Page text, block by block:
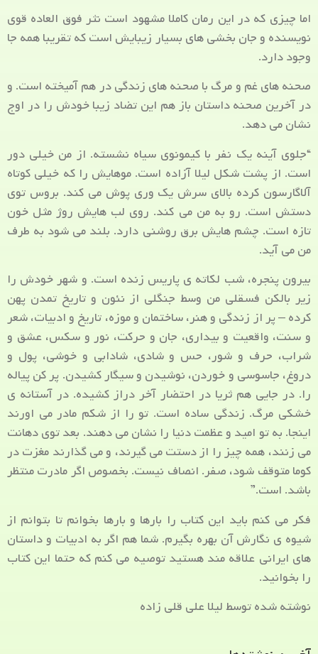
اما چیزی که در این رمان کاملا مشهود است نثر فوق العاده قوی
نویسنده و جان بخشی های بسیار زیبایش است که تقریبا همه جا
وجود دارد.
صحنه های غم و مرگ با صحنه های زندگی در هم آمیخته است. و
در آخرین صحنه داستان باز هم این تضاد زیبا خودش را در اوج
نشان می دهد.
“جلوی آینه یک نفر با کیمونوی سیاه نشسته. از من خیلی دور
است. از پشت شکل لیلا آزاده است. موهایش را که خیلی کوتاه
آلاگارسون کرده بالای سرش یک وری پوش می کند. بروس توی
دستش است. رو به من می کند. روی لب هایش روژ مثل خون
تازه است. چشم هایش برق روشنی دارد. بلند می شود به طرف
من می آید.
بیرون پنجره، شب لکاته ی پاریس زنده است. و شهر خودش را
زیر بالکن فسقلی من وسط جنگلی از نئون و تاریخ تمدن پهن
کرده – پر از زندگی و هنر، ساختمان و موزه، تاریخ و ادبیات، شعر
و سنت، واقعیت و بیداری، جان و حرکت، نور و سکس، عشق و
شراب، حرف و شور، حس و شادی، شادابی و خوشی، پول و
دروغ، جاسوسی و خوردن، نوشیدن و سیگار کشیدن. پر کن پیاله
را. در جایی هم ثریا در احتضار آخر دراز کشیده. در آستانه ی
خشکی مرگ. زندگی ساده است. تو را از شکم مادر می اورند
اینجا. به تو امید و عظمت دنیا را نشان می دهند. بعد توی دهانت
می زنند، همه چیز را از دستت می گیرند، و می گذارند مغزت در
کوما متوقف شود، صفر. انصاف نیست. بخصوص اگر مادرت منتظر
باشد. است.”
فکر می کنم باید این کتاب را بارها و بارها بخوانم تا بتوانم از
شیوه ی نگارش آن بهره بگیرم. شما هم اگر به ادبیات و داستان
های ایرانی علاقه مند هستید توصیه می کنم که حتما این کتاب
را بخوانید.
نوشته شده توسط لیلا علی قلی زاده